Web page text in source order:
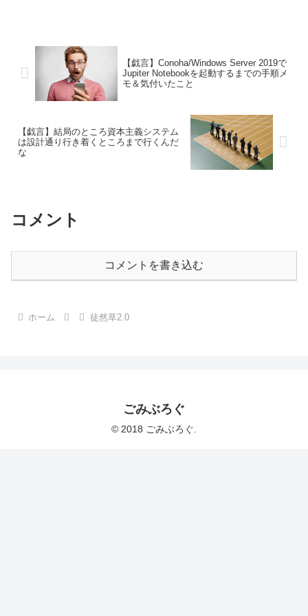
【戯言】Conoha/Windows Server 2019で
Jupiter Notebookを起動するまでの手順メ
モ＆気付いたこと
【戯言】結局のところ資本主義システム
は設計通り行き着くところまで行くんだ
な
コメント
コメントを書き込む
ホーム 徒然草2.0
ごみぶろぐ
© 2018 ごみぶろぐ.